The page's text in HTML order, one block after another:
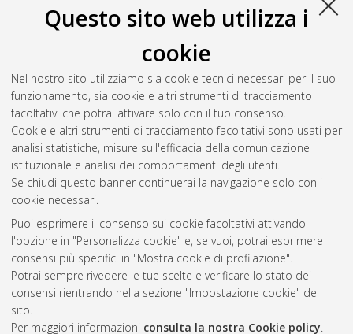
Questo sito web utilizza i
cookie
Nel nostro sito utilizziamo sia cookie tecnici necessari per il suo
funzionamento, sia cookie e altri strumenti di tracciamento
facoltativi che potrai attivare solo con il tuo consenso.
Cookie e altri strumenti di tracciamento facoltativi sono usati per
analisi statistiche, misure sull'efficacia della comunicazione
istituzionale e analisi dei comportamenti degli utenti.
Se chiudi questo banner continuerai la navigazione solo con i
cookie necessari.
Puoi esprimere il consenso sui cookie facoltativi attivando
l'opzione in "Personalizza cookie" e, se vuoi, potrai esprimere
consensi più specifici in "Mostra cookie di profilazione".
Potrai sempre rivedere le tue scelte e verificare lo stato dei
consensi rientrando nella sezione "Impostazione cookie" del
sito.
Per maggiori informazioni consulta la nostra Cookie policy.
Salva citazione
Condividi
Il full-text non è disponibile per scelta dell'autore. (
Abstract
Altri metadati
Gestione del documento:
Atom
Rss 1.0
Rss 2.0
AMS Laurea